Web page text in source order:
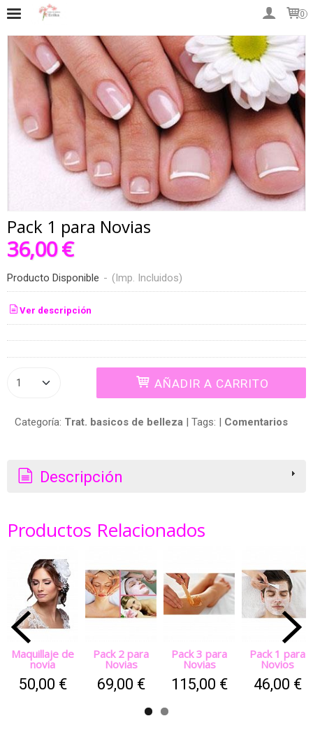
0
Pack 1 para Novias
36,00 €
Producto Disponible - (Imp. Incluidos)
Ver descripción
AÑADIR A CARRITO
Categoría: Trat. basicos de belleza | Tags: | Comentarios
Descripción
Productos Relacionados
Maquillaje de
novia
50,00 €
Pack 2 para
Novias
69,00 €
Pack 3 para
Novias
115,00 €
Pack 1 para
Novios
46,00 €